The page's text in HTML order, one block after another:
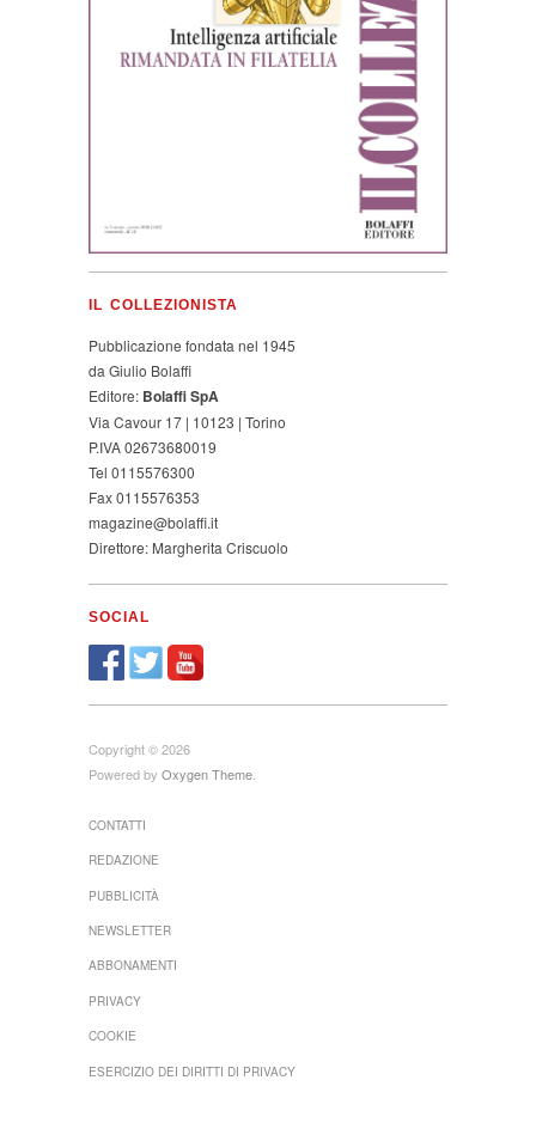
IL COLLEZIONISTA
Pubblicazione fondata nel 1945
da Giulio Bolaffi
Editore: Bolaffi SpA
Via Cavour 17 | 10123 | Torino
P.IVA 02673680019
Tel 0115576300
Fax 0115576353
magazine@bolaffi.it
Direttore: Margherita Criscuolo
SOCIAL
Copyright © 2026
Powered by Oxygen Theme
CONTATTI
REDAZIONE
PUBBLICITÀ
NEWSLETTER
ABBONAMENTI
PRIVACY
COOKIE
ESERCIZIO DEI DIRITTI DI PRIVACY